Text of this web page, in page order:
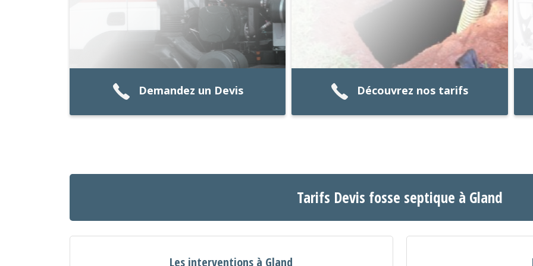
Demandez un Devis Découvrez nos tarifs
Tarifs Devis fosse septique à Gland
Les interventions à Gland